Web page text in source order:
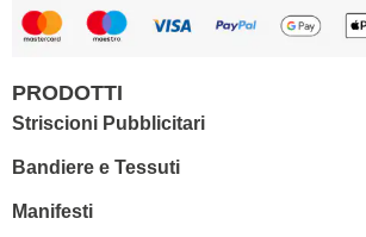
PRODOTTI
Striscioni Pubblicitari
Bandiere e Tessuti
Manifesti